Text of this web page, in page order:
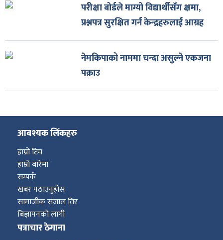
परीक्षा बोर्डले माग्यो विद्यार्थीसँग क्षमा,
प्रश्नपत्र सुरक्षित गर्न केन्द्रहरुलाई आग्रह
नेमकिपाको नाममा चन्दा असुल्ने एकजना
पक्राउ
आबश्यक लिंकहरु
हाम्रो टिम
हाम्रो बारेमा
सम्पर्क
खबर पठाउनुहोस
सामाजीक संजाल तिर
बिज्ञापनको लागी
पत्राचार ठेगाना